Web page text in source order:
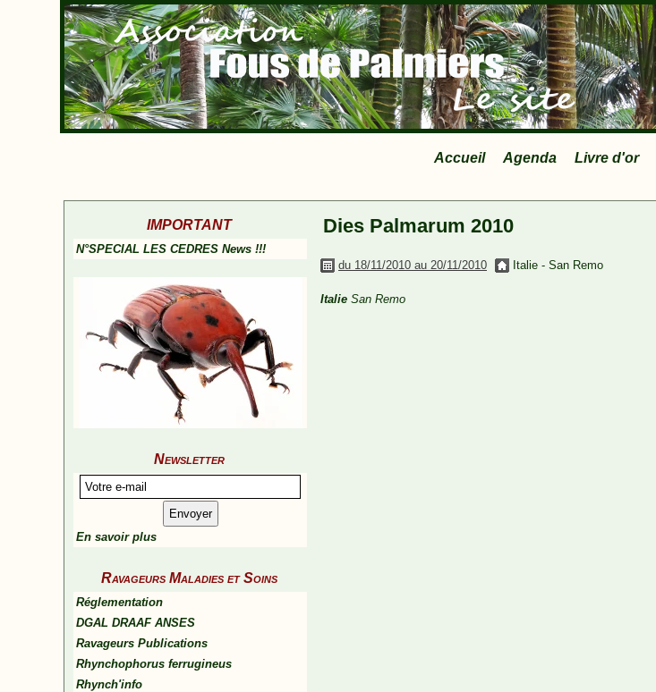
Accueil Agenda Livre d'or
IMPORTANT
N°SPECIAL LES CEDRES News !!!
Newsletter
En savoir plus
Ravageurs Maladies et Soins
Réglementation
DGAL DRAAF ANSES
Ravageurs Publications
Rhynchophorus ferrugineus
Rhynch'info
Dies Palmarum 2010
du 18/11/2010 au 20/11/2010 Italie - San Remo
Italie San Remo